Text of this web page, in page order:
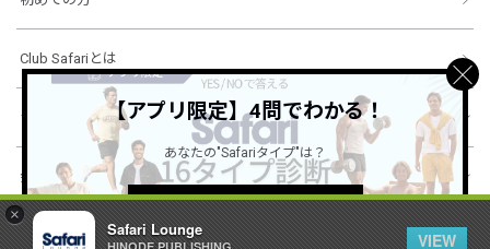
×
Safari Lounge
VIEW
Club Safariとは
ショッピングガイド
会社概要・規約
【アプリ限定】4問でわかる！
あなたの"Safariタイプ"は？
詳しくはこちら ＞